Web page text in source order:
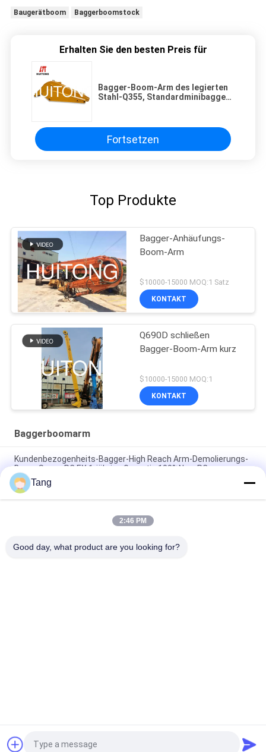
Baugerätboom Baggerboomstock
Erhalten Sie den besten Preis für
Bagger-Boom-Arm des legierten
Stahl-Q355, Standardminibagger-
Fortsetzen
Top Produkte
Bagger-Anhäufungs-
Boom-Arm
$10000-15000 MOQ:1 Satz
KONTAKT
Q690D schließen
Bagger-Boom-Arm kurz
$10000-15000 MOQ:1
KONTAKT
Baggerboomarm
Kundenbezogenheits-Bagger-High Reach Arm-Demolierungs-
Boom Soem-PC EX 1-jährige Garantie 100%New PC
Boom der Bau-Zubehör-langen Strecke für Stapel-treibende
Spundwand
Boom-Arm der Kundenbezogenheits-langen Strecke für
Eimer
Fordern Sie ein Angebot
Tang
2:46 PM
Good day, what product are you looking for?